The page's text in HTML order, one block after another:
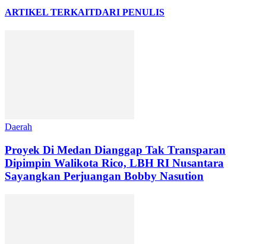
ARTIKEL TERKAITDARI PENULIS
Daerah
Proyek Di Medan Dianggap Tak Transparan
Dipimpin Walikota Rico, LBH RI Nusantara
Sayangkan Perjuangan Bobby Nasution